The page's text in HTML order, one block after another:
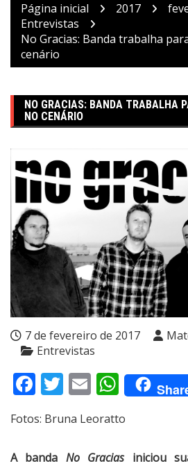
Página inicial 2017
Entrevistas
No Gracias: Banda trabalha
cenário
NO GRACIAS: BANDA TRABALHA
NO CENÁRIO
7 de fevereiro de 2017
Entrevistas
Facebook
Twitter
Email
Fotos: Bruna Leoratto
A banda No Gracias iniciou